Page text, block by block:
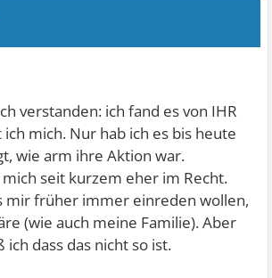
verstanden: ich fand es von IHR
mich. Nur hab ich es bis heute
wie arm ihre Aktion war.
seit kurzem eher im Recht.
mir früher immer einreden wollen,
(wie auch meine Familie). Aber
dass das nicht so ist.